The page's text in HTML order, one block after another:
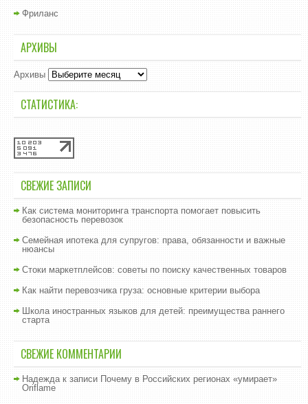
Фриланс
АРХИВЫ
Архивы
СТАТИСТИКА:
СВЕЖИЕ ЗАПИСИ
Как система мониторинга транспорта помогает повысить
безопасность перевозок
Семейная ипотека для супругов: права, обязанности и важные
нюансы
Стоки маркетплейсов: советы по поиску качественных товаров
Как найти перевозчика груза: основные критерии выбора
Школа иностранных языков для детей: преимущества раннего
старта
СВЕЖИЕ КОММЕНТАРИИ
Надеждак записи Почему в Российских регионах «умирает»
Oriflame